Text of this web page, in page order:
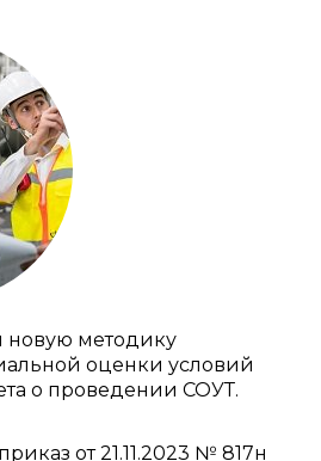
новую методику
оценки условий
о проведении СОУТ.
от 21.11.2023 № 817н